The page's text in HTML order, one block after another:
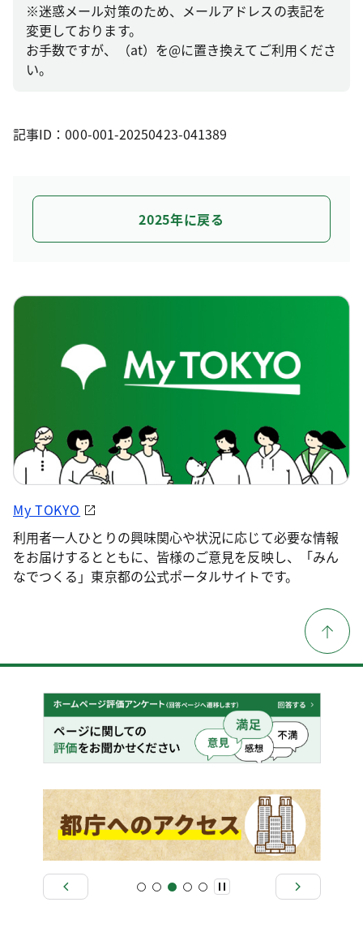
※迷惑メール対策のため、メールアドレスの表記を
変更しております。
お手数ですが、（at）を@に置き換えてご利用くださ
い。
記事ID：000-001-20250423-041389
2025年に戻る
My TOKYO
利用者一人ひとりの興味関心や状況に応じて必要な情報
をお届けするとともに、皆様のご意見を反映し、「みん
なでつくる」東京都の公式ポータルサイトです。